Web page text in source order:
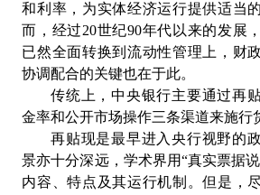
和利率，为实体经济运行提供适当
而，经过20世纪90年代以来的发展
已然全面转换到流动性管理上，财
协调配合的关键也在于此。
传统上，中央银行主要通过再
金率和公开市场操作三条渠道来施行
再贴现是最早进入央行视野的
景亦十分深远，学术界用“真实票据
内容、特点及其运行机制。但是，